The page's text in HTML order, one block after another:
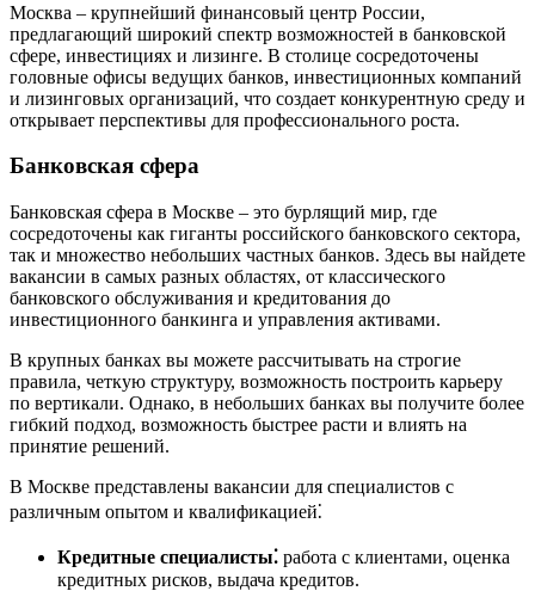
Москва – крупнейший финансовый центр России,
предлагающий широкий спектр возможностей в банковской
сфере, инвестициях и лизинге. В столице сосредоточены
головные офисы ведущих банков, инвестиционных компаний
и лизинговых организаций, что создает конкурентную среду и
открывает перспективы для профессионального роста.
Банковская сфера
Банковская сфера в Москве – это бурлящий мир, где
сосредоточены как гиганты российского банковского сектора,
так и множество небольших частных банков. Здесь вы найдете
вакансии в самых разных областях, от классического
банковского обслуживания и кредитования до
инвестиционного банкинга и управления активами.
В крупных банках вы можете рассчитывать на строгие
правила, четкую структуру, возможность построить карьеру
по вертикали. Однако, в небольших банках вы получите более
гибкий подход, возможность быстрее расти и влиять на
принятие решений.
В Москве представлены вакансии для специалистов с
различным опытом и квалификацией⁚
Кредитные специалисты⁚ работа с клиентами, оценка
кредитных рисков, выдача кредитов.